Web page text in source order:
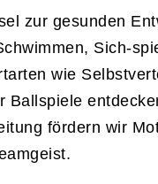
zur gesunden
Sich-
wie
Ballspiele
fördern wir